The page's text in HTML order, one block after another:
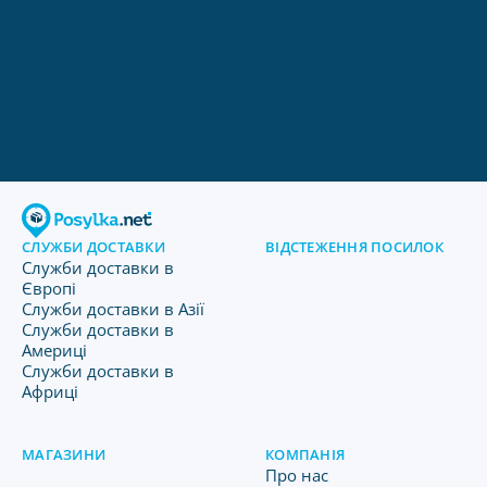
СЛУЖБИ ДОСТАВКИ
Служби доставки в
Європі
Служби доставки в Азії
Служби доставки в
Америці
Служби доставки в
Африці
ВІДСТЕЖЕННЯ ПОСИЛОК
МАГАЗИНИ КОМПАНІЯ
Про нас